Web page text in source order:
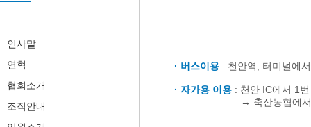
인사말
연혁
협회소개
조직안내
· 버스이용 : 천안역, 터미널에
· 자가용 이용 : 천안 IC에서 1
→ 축산농협에